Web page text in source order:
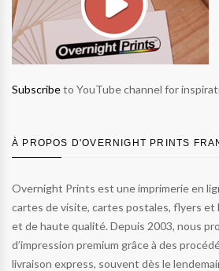
Subscribeto YouTube channel for
À PROPOS D'OVERNIGHT PRINTS
Overnight Prints est une imprimerie en
cartes de visite, cartes postales, flyers et
et de haute qualité. Depuis 2003, nous
d’impression premium grâce à des
livraison express, souvent dès le